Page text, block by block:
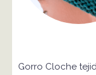
Gorro Cloche